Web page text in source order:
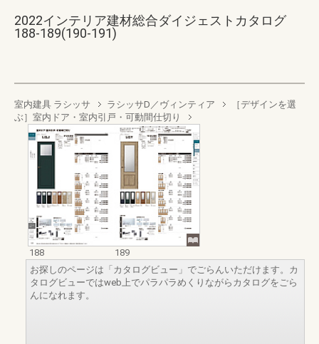
2022インテリア建材総合ダイジェストカタログ
188-189(190-191)
室内建具 ラシッサ ラシッサD／ヴィンティア
［デザインを選
ぶ］室内ドア・室内引戸・可動間仕切り
188
189
お探しのページは「カタログビュー」でごらんいただけます。カ
タログビューではweb上でパラパラめくりながらカタログをごら
んになれます。